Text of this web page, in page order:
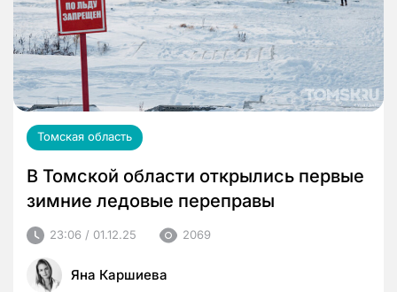
Томская область
В Томской области открылись первые
зимние ледовые переправы
23:06 / 01.12.25 2069
Яна Каршиева